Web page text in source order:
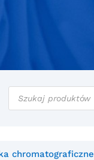
Wyszukiwarka
produktów
chromatograficzne